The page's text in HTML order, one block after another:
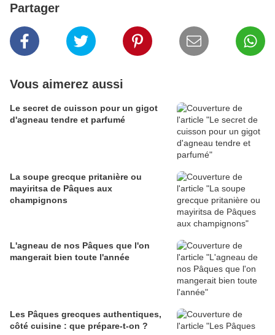
Partager
Vous aimerez aussi
Le secret de cuisson pour un gigot
d'agneau tendre et parfumé
La soupe grecque pritanière ou
mayiritsa de Pâques aux
champignons
L'agneau de nos Pâques que l'on
mangerait bien toute l'année
Les Pâques grecques authentiques,
côté cuisine : que prépare-t-on ?